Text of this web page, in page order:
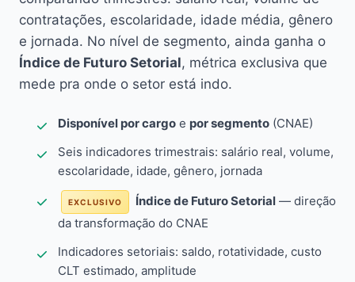
contratações, escolaridade, idade média, gênero
e jornada. No nível de segmento, ainda ganha o
Índice de Futuro Setorial, métrica exclusiva que
mede pra onde o setor está indo.
Disponível por cargo e por segmento (CNAE)
Seis indicadores trimestrais: salário real, volume,
escolaridade, idade, gênero, jornada
EXCLUSIVO Índice de Futuro Setorial — direção
da transformação do CNAE
Indicadores setoriais: saldo, rotatividade, custo
CLT estimado, amplitude